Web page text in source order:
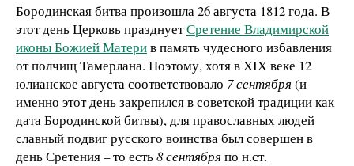
Бородинская битва произошла 26 августа 1812 года. В
этот день Церковь празднуетСретение Владимирской
иконы Божией Материв память чудесного избавления
от полчищ Тамерлана. Поэтому, хотя в XIX веке 12
юлианское августа соответствовало 7 сентября (и
именно этот день закрепился в советской традиции как
дата Бородинской битвы), для православных людей
славный подвиг русского воинства был совершен в
день Сретения – то есть8 сентября по н.ст.